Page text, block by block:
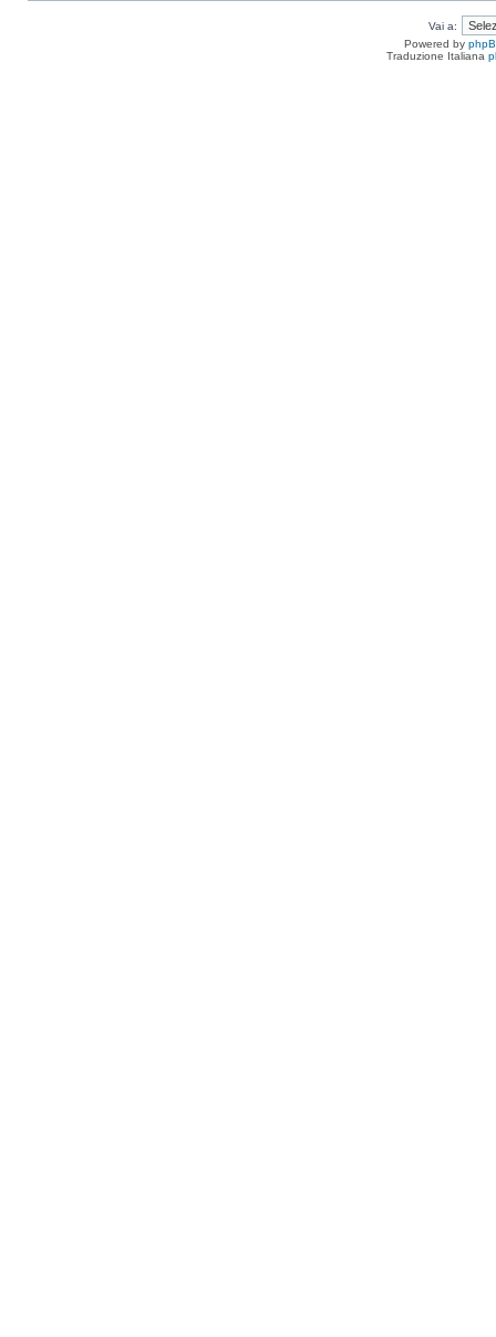
Vai a:
Powered by
Traduzione Italiana